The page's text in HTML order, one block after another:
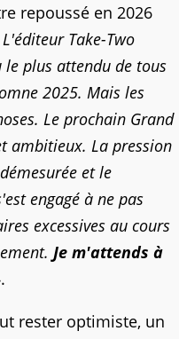
repoussé en 2026
L'éditeur Take-Two
plus attendu de tous
2025. Mais les
Le prochain Grand
ambitieux. La pression
et le
engagé à ne pas
excessives au cours
Je m'attends à
.
rester optimiste, un